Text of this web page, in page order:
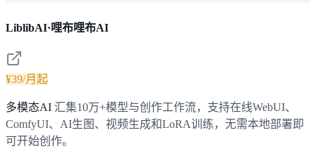
LiblibAI·哩布哩布AI
¥39/月起
多模态AI 汇集10万+模型与创作工作流，支持在线WebUI、
ComfyUI、AI生图、视频生成和LoRA训练，无需本地部署即
可开始创作。